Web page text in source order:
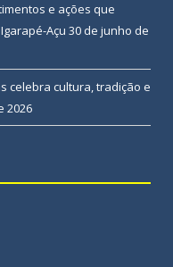
e ações que
Açu 30 de junho de
celebra cultura, tradição e
2026